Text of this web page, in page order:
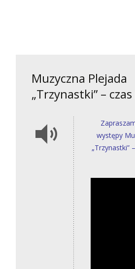
Muzyczna Plejada
„Trzynastki” –
występy
„Trzynastki”